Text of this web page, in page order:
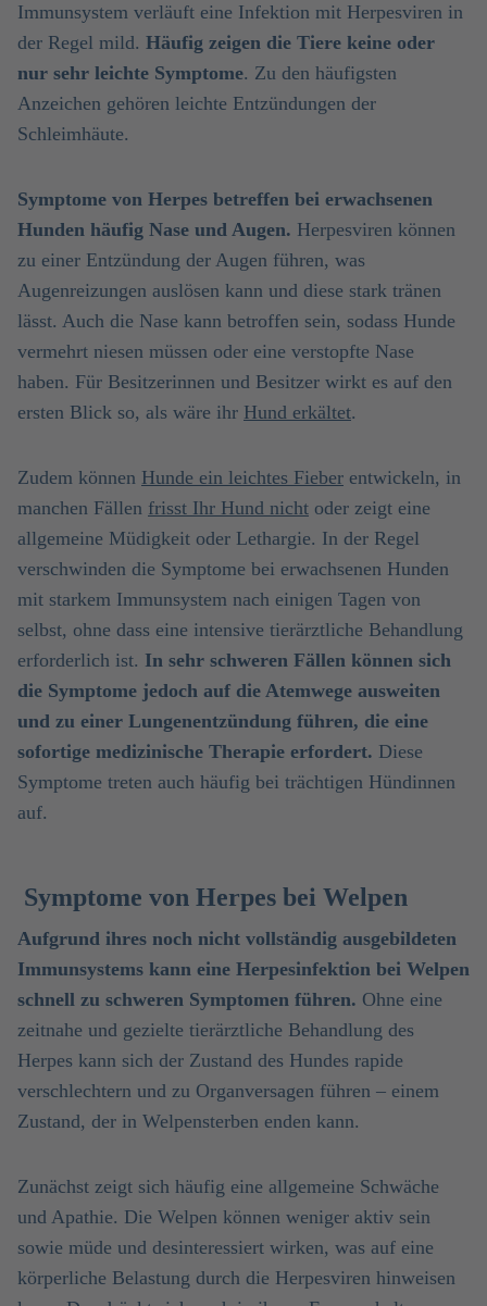
Immunsystem verläuft eine Infektion mit Herpesviren in
der Regel mild. Häufig zeigen die Tiere keine oder
nur sehr leichte Symptome. Zu den häufigsten
Anzeichen gehören leichte Entzündungen der
Schleimhäute.
Symptome von Herpes betreffen bei erwachsenen
Hunden häufig Nase und Augen. Herpesviren können
zu einer Entzündung der Augen führen, was
Augenreizungen auslösen kann und diese stark tränen
lässt. Auch die Nase kann betroffen sein, sodass Hunde
vermehrt niesen müssen oder eine verstopfte Nase
haben. Für Besitzerinnen und Besitzer wirkt es auf den
ersten Blick so, als wäre ihr Hund erkältet.
Zudem können Hunde ein leichtes Fieber entwickeln, in
manchen Fällen frisst Ihr Hund nicht oder zeigt eine
allgemeine Müdigkeit oder Lethargie. In der Regel
verschwinden die Symptome bei erwachsenen Hunden
mit starkem Immunsystem nach einigen Tagen von
selbst, ohne dass eine intensive tierärztliche Behandlung
erforderlich ist. In sehr schweren Fällen können sich
die Symptome jedoch auf die Atemwege ausweiten
und zu einer Lungenentzündung führen, die eine
sofortige medizinische Therapie erfordert. Diese
Symptome treten auch häufig bei trächtigen Hündinnen
auf.
Symptome von Herpes bei Welpen
Aufgrund ihres noch nicht vollständig ausgebildeten
Immunsystems kann eine Herpesinfektion bei Welpen
schnell zu schweren Symptomen führen. Ohne eine
zeitnahe und gezielte tierärztliche Behandlung des
Herpes kann sich der Zustand des Hundes rapide
verschlechtern und zu Organversagen führen – einem
Zustand, der in Welpensterben enden kann.
Zunächst zeigt sich häufig eine allgemeine Schwäche
und Apathie. Die Welpen können weniger aktiv sein
sowie müde und desinteressiert wirken, was auf eine
körperliche Belastung durch die Herpesviren hinweisen